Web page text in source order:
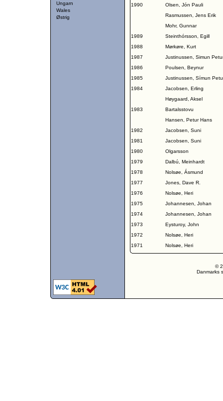
Ungarn
Wales
Østrig
1990
Olsen, Jón Pauli
Rasmussen, Jens Erik
Mohr, Gunnar
1989
Steinthórsson, Egill
1988
Mørkøre, Kurt
1987
Justinussen, Simun
1986
Poulsen, Beynur
1985
Justinussen, Símun
1984
Jacobsen, Erling
Høygaard, Aksel
1983
Bartalsstovu
Hansen, Petur Hans
1982
Jacobsen, Suni
1981
Jacobsen, Suni
1980
Olgarsson
1979
Dalbú, Meinhardt
1978
Nolsøe, Ásmund
1977
Jones, Dave R.
1976
Nolsøe, Heri
1975
Johannesen, Johan
1974
Johannesen, Johan
1973
Eysturoy, John
1972
Nolsøe, Heri
1971
Nolsøe, Heri
©
Danmarks